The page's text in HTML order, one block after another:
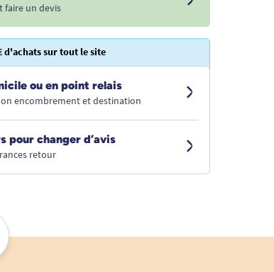
faire un devis
d'achats sur tout le site
ou en point relais
encombrement et destination
pour changer d’avis
retour